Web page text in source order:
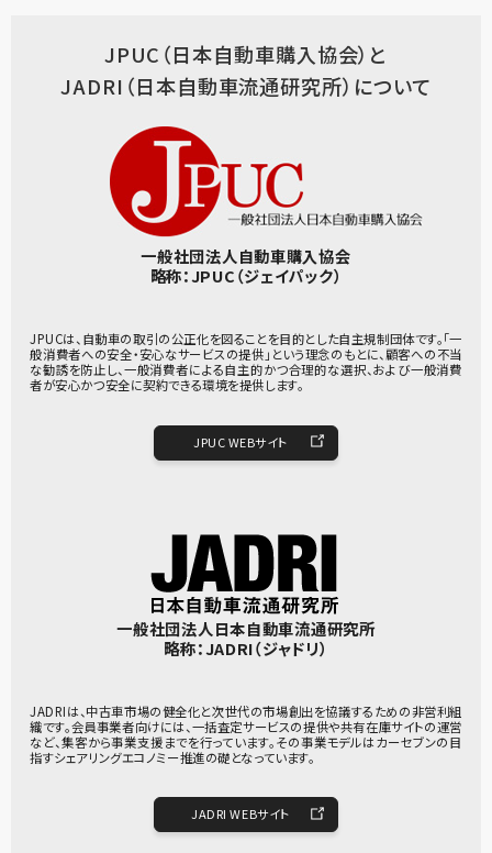
JPUC（日本自動車購入協会）と
JADRI（日本自動車流通研究所）について
一般社団法人自動車購入協会
略称：JPUC（ジェイパック）
JPUCは、自動車の取引の公正化を図ることを目的とした自主規制団体です。「一
般消費者への安全・安心なサービスの提供」という理念のもとに、顧客への不当
な勧誘を防止し、一般消費者による自主的かつ合理的な選択、および一般消費
者が安心かつ安全に契約できる環境を提供します。
JPUC WEBサイト
一般社団法人日本自動車流通研究所
略称：JADRI（ジャドリ）
JADRIは、中古車市場の健全化と次世代の市場創出を協議するための非営利組
織です。会員事業者向けには、一括査定サービスの提供や共有在庫サイトの運営
など、集客から事業支援までを行っています。その事業モデルはカーセブンの目
指すシェアリングエコノミー推進の礎となっています。
JADRI WEBサイト